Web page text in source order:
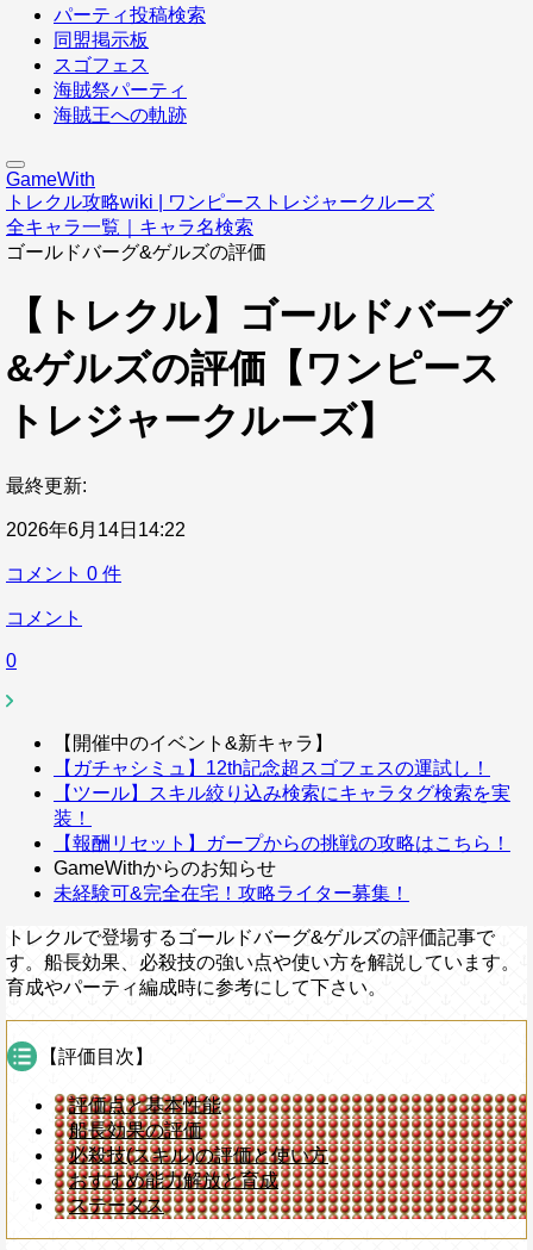
パーティ投稿検索
同盟掲示板
スゴフェス
海賊祭パーティ
海賊王への軌跡
GameWith
トレクル攻略wiki | ワンピーストレジャークルーズ
全キャラ一覧｜キャラ名検索
ゴールドバーグ&ゲルズの評価
【トレクル】ゴールドバーグ
&ゲルズの評価【ワンピース
トレジャークルーズ】
最終更新:
2026年6月14日14:22
コメント 0 件
コメント
0
【開催中のイベント&新キャラ】
【ガチャシミュ】12th記念超スゴフェスの運試し！
【ツール】スキル絞り込み検索にキャラタグ検索を実
装！
【報酬リセット】ガープからの挑戦の攻略はこちら！
GameWithからのお知らせ
未経験可&完全在宅！攻略ライター募集！
トレクルで登場するゴールドバーグ&ゲルズの評価記事で
す。船長効果、必殺技の強い点や使い方を解説しています。
育成やパーティ編成時に参考にして下さい。
【評価目次】
評価点と基本性能
船長効果の評価
必殺技(スキル)の評価と使い方
おすすめ能力解放と育成
ステータス